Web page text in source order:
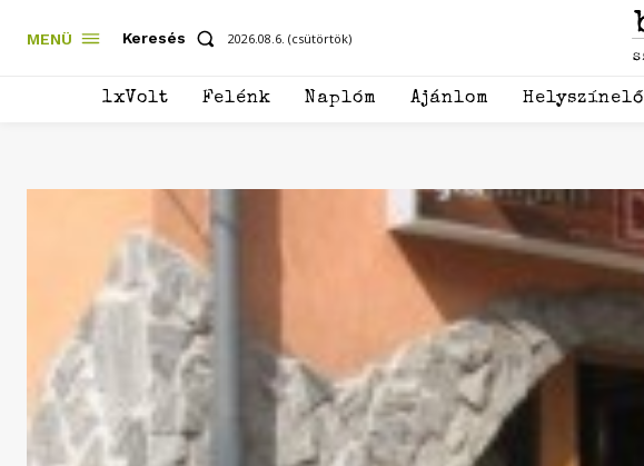
MENÜ Keresés 2026.08.6. (csütörtök)
1xVolt Felénk Naplóm Ajánlom Helyszínelő